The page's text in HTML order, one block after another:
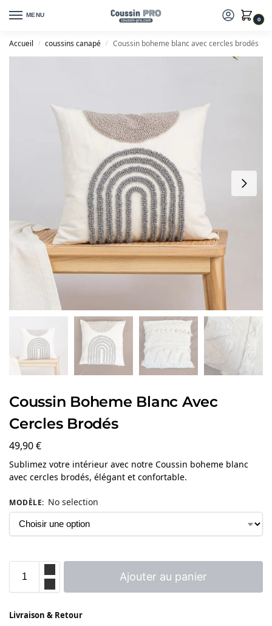
MENU
0
Accueil / coussins canapé / Coussin boheme blanc avec cercles brodés
Coussin Boheme Blanc Avec
Cercles Brodés
49,90€
Sublimez votre intérieur avec notre Coussin boheme blanc
avec cercles brodés, élégant et confortable.
MODÈLE: No selection
Ajouter au panier
Livraison & Retour